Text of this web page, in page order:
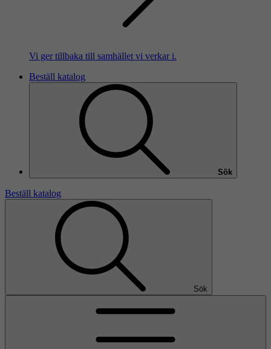
Vi ger tillbaka till samhället vi verkar i.
Beställ katalog
Sök
Beställ katalog
Sök